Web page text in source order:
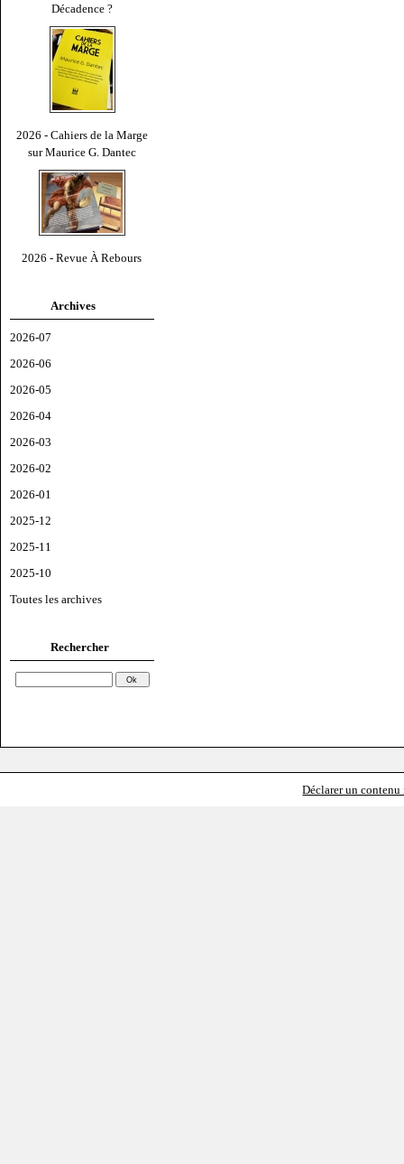
Décadence ?
2026 - Cahiers de la Marge
sur Maurice G. Dantec
2026 - Revue À Rebours
Archives
2026-07
2026-06
2026-05
2026-04
2026-03
2026-02
2026-01
2025-12
2025-11
2025-10
Toutes les archives
Rechercher
Déclarer un